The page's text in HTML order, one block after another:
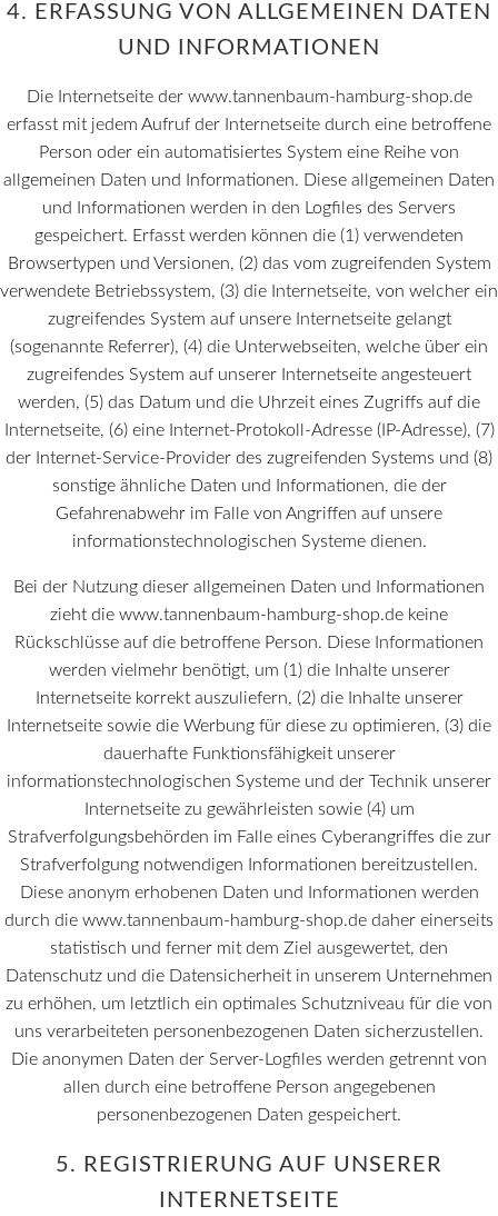
4. ERFASSUNG VON ALLGEMEINEN DATEN
UND INFORMATIONEN
Die Internetseite der www.tannenbaum-hamburg-shop.de
erfasst mit jedem Aufruf der Internetseite durch eine betroffene
Person oder ein automatisiertes System eine Reihe von
allgemeinen Daten und Informationen. Diese allgemeinen Daten
und Informationen werden in den Logfiles des Servers
gespeichert. Erfasst werden können die (1) verwendeten
Browsertypen und Versionen, (2) das vom zugreifenden System
verwendete Betriebssystem, (3) die Internetseite, von welcher ein
zugreifendes System auf unsere Internetseite gelangt
(sogenannte Referrer), (4) die Unterwebseiten, welche über ein
zugreifendes System auf unserer Internetseite angesteuert
werden, (5) das Datum und die Uhrzeit eines Zugriffs auf die
Internetseite, (6) eine Internet-Protokoll-Adresse (IP-Adresse), (7)
der Internet-Service-Provider des zugreifenden Systems und (8)
sonstige ähnliche Daten und Informationen, die der
Gefahrenabwehr im Falle von Angriffen auf unsere
informationstechnologischen Systeme dienen.
Bei der Nutzung dieser allgemeinen Daten und Informationen
zieht die www.tannenbaum-hamburg-shop.de keine
Rückschlüsse auf die betroffene Person. Diese Informationen
werden vielmehr benötigt, um (1) die Inhalte unserer
Internetseite korrekt auszuliefern, (2) die Inhalte unserer
Internetseite sowie die Werbung für diese zu optimieren, (3) die
dauerhafte Funktionsfähigkeit unserer
informationstechnologischen Systeme und der Technik unserer
Internetseite zu gewährleisten sowie (4) um
Strafverfolgungsbehörden im Falle eines Cyberangriffes die zur
Strafverfolgung notwendigen Informationen bereitzustellen.
Diese anonym erhobenen Daten und Informationen werden
durch die www.tannenbaum-hamburg-shop.de daher einerseits
statistisch und ferner mit dem Ziel ausgewertet, den
Datenschutz und die Datensicherheit in unserem Unternehmen
zu erhöhen, um letztlich ein optimales Schutzniveau für die von
uns verarbeiteten personenbezogenen Daten sicherzustellen.
Die anonymen Daten der Server-Logfiles werden getrennt von
allen durch eine betroffene Person angegebenen
personenbezogenen Daten gespeichert.
5. REGISTRIERUNG AUF UNSERER
INTERNETSEITE